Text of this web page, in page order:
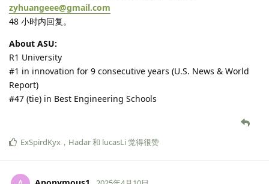
zyhuangeee@gmail.com
48 小时内回复。
About ASU:
R1 University
#1 in innovation for 9 consecutive years (U.S. News & World
Report)
#47 (tie) in Best Engineering Schools
ExSpirdKyx ， Hadar和 lucasLi觉得很赞